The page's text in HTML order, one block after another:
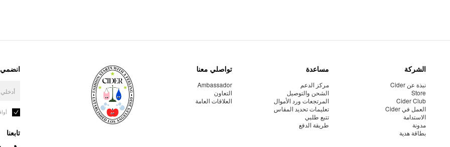
الشركة
نبذة عن Cider
Store
Cider Club
العمل في Cider
الاستدامة
مدونة
بطاقة هدية
مساعدة
مركز الدعم
الشحن والتوصيل
المرتجعات ورد الأموال
تعليمات تحديد المقاس
تتبع طلبي
طريقة الدفع
تواصلي معنا
Ambassador
التعاون
العلاقات العامة
انضمي
تابعنا